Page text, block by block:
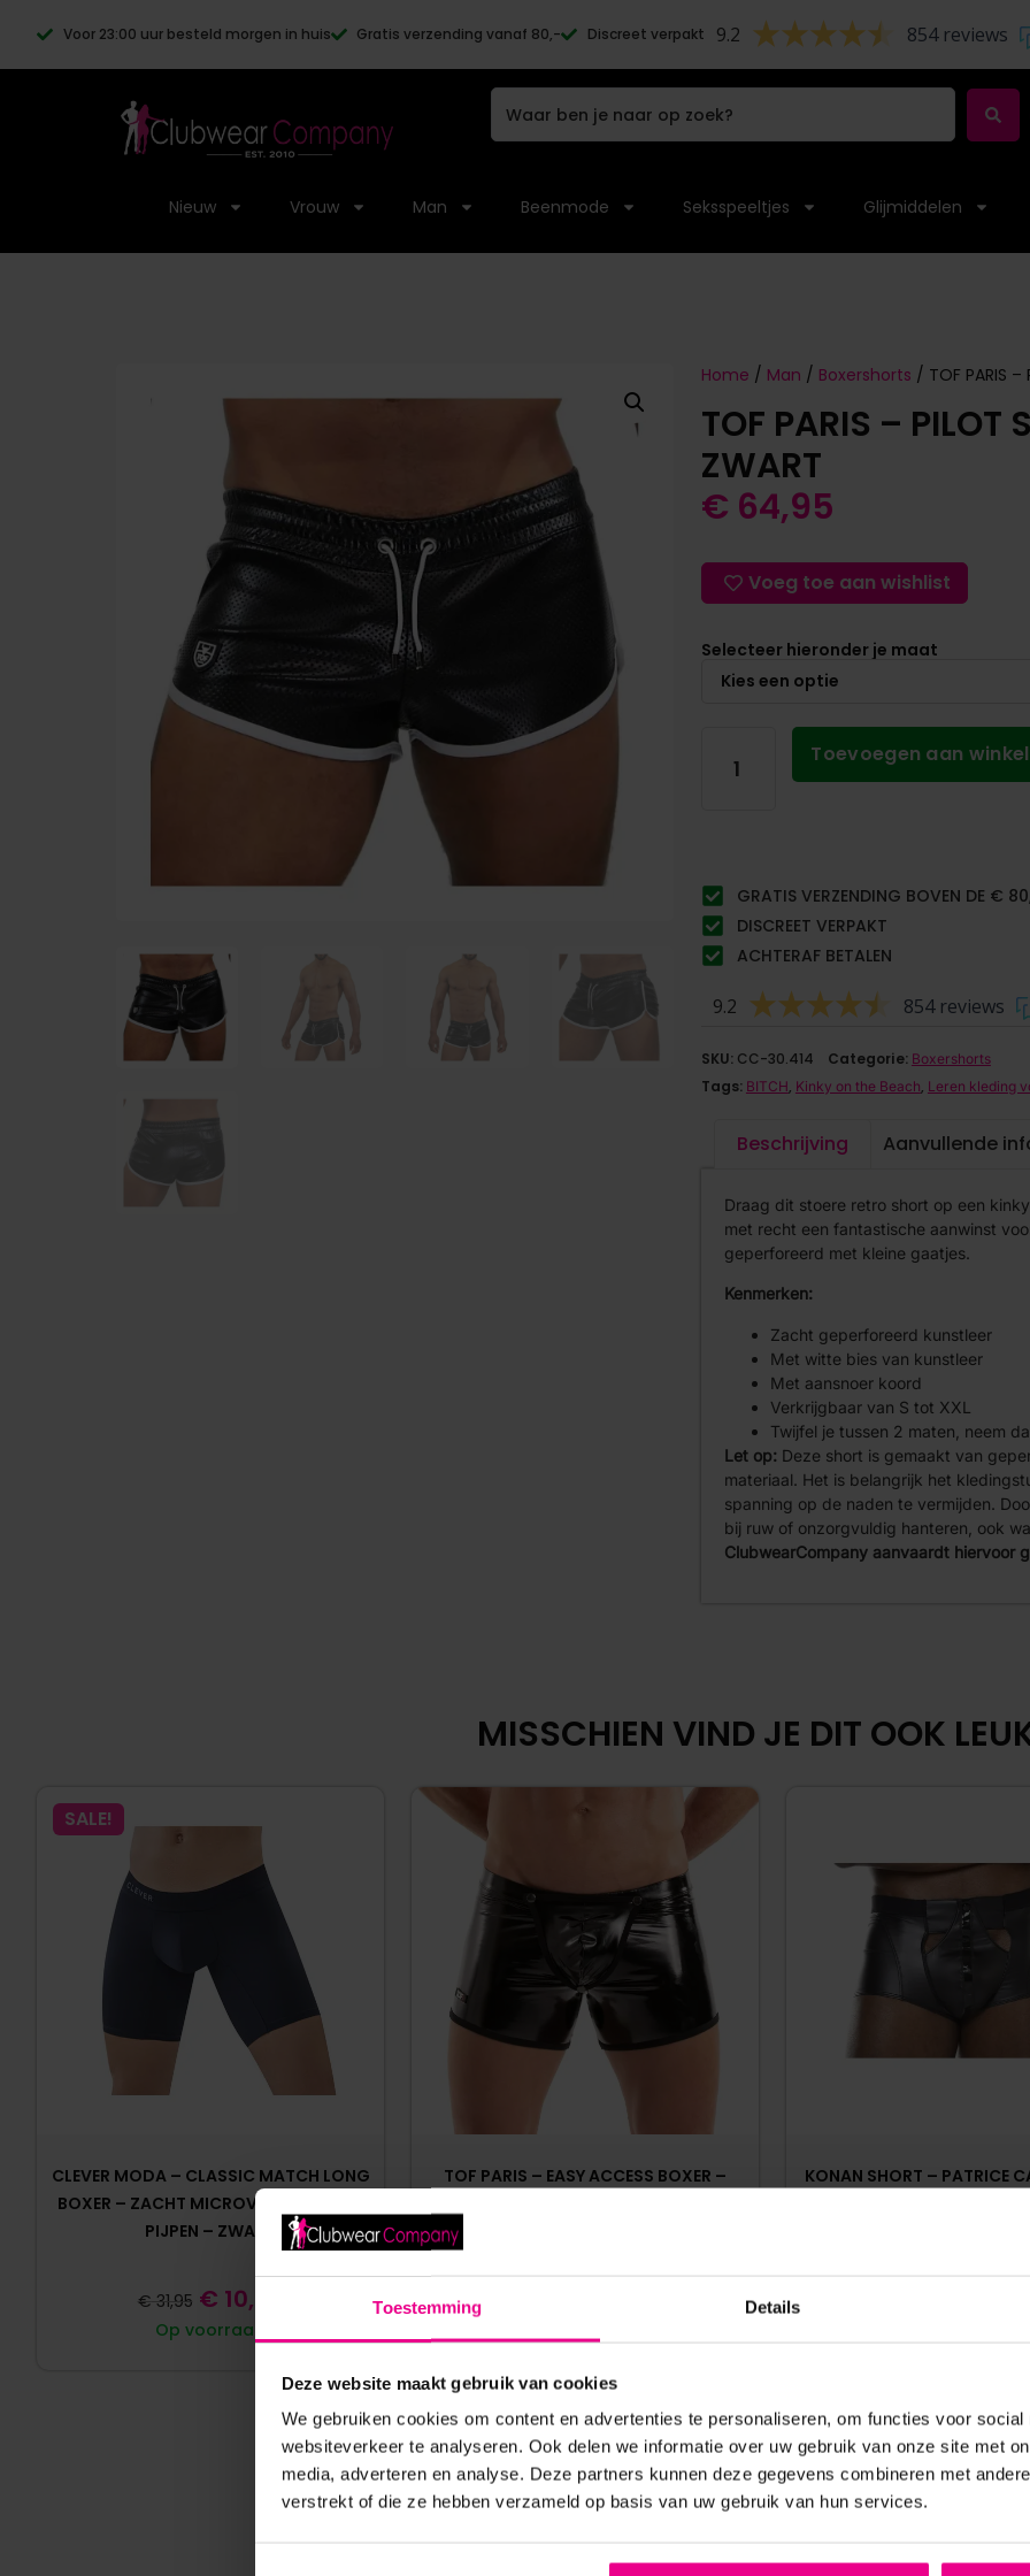
Toestemming Details
Deze website maakt gebruik van cookies
We gebruiken cookies om content en advertenties te personaliseren, om functies voor social
websiteverkeer te analyseren. Ook delen we informatie over uw gebruik van onze site met
media, adverteren en analyse. Deze partners kunnen deze gegevens combineren met
verstrekt of die ze hebben verzameld op basis van uw gebruik van hun services.
Voor 23:00 uur besteld morgen in huis Gratis verzending vanaf 80,- Discreet verpakt 9.2 854 reviews
Nieuw Vrouw Man Beenmode Seksspeeltjes Glijmiddelen
Home / Man / Boxershorts / TOF PARIS
TOF PARIS – PILOT
ZWART
€ 64,95
Voeg toe aan wishlist
Selecteer hieronder je maat
Toevoegen aan
GRATIS VERZENDING BOVEN DE €
DISCREET VERPAKT
ACHTERAF BETALEN
9.2 854 reviews
SKU: CC-30.414 Categorie: Boxershorts
Tags: BITCH, Kinky on the Beach, Leren kleding
Beschrijving Aanvullende
Draag dit stoere retro short op een
met recht een fantastische aanwinst
geperforeerd met kleine gaatjes.
Kenmerken:
Zacht geperforeerd kunstleer
Met witte bies van kunstleer
Met aansnoer koord
Verkrijgbaar van S tot XXL
Twijfel je tussen 2 maten, neem
Let op: Deze short is gemaakt van
materiaal. Het is belangrijk het
spanning op de naden te vermijden.
bij ruw of onzorgvuldig hanteren, ook
ClubwearCompany aanvaardt hiervoor
MISSCHIEN VIND JE DIT OOK
SALE!
CLEVER MODA – CLASSIC MATCH LONG
BOXER – ZACHT MICROVEZEL – LANGE
PIJPEN – ZWART
Op voorraad
€ 31,95 € 10,00
TOF PARIS – EASY ACCESS BOXER –
KONAN SHORT – PATRICE